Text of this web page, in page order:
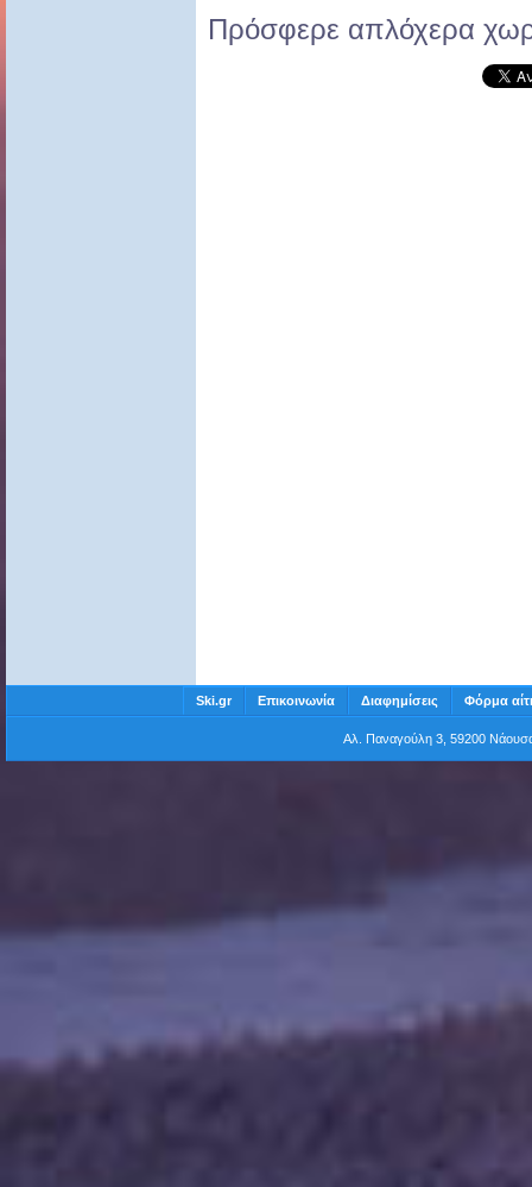
Πρόσφερε απλόχερα
Ski.gr Επικοινωνία Διαφημίσεις Φόρμα
Αλ. Παναγούλη 3, 59200